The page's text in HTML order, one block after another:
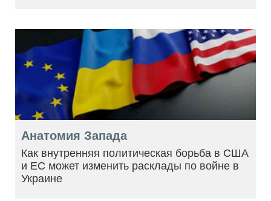
Анатомия Запада
Как внутренняя политическая борьба в США
и ЕС может изменить расклады по войне в
Украине